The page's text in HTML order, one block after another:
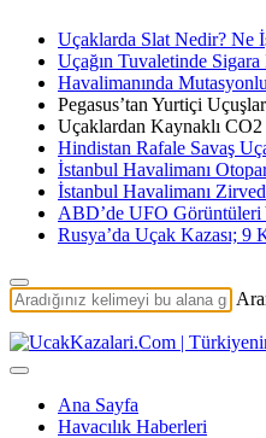
Uçaklarda Slat Nedir? Ne
Uçağın Tuvaletinde
Havalimanında
Pegasus’tan Yurtiçi
Uçaklardan Kaynaklı CO2
Hindistan Rafale Savaş
İstanbul Havalimanı
İstanbul Havalimanı
ABD’de UFO Görüntüleri
Rusya’da Uçak Kazası; 9
Ana Sayfa
Havacılık Haberleri